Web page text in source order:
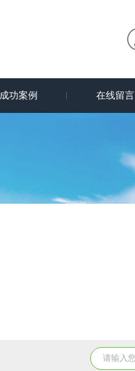
成功案例 在线留言
造纸行业电动刀闸阀选型